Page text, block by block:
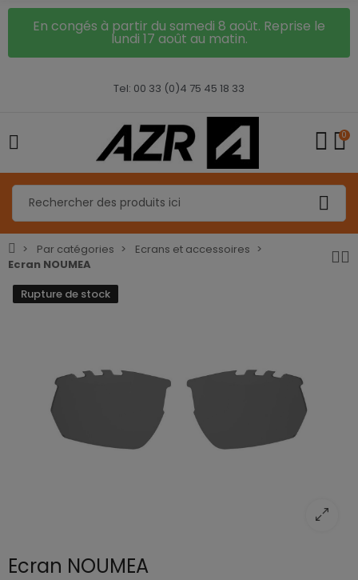
En congés à partir du samedi 8 août. Reprise le
lundi 17 août au matin.
Tel: 00 33 (0)4 75 45 18 33
0
Par catégories
Ecrans et accessoires
Ecran NOUMEA
Rupture de stock
Ecran NOUMEA